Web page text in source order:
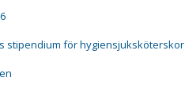
stipendium för hygiensjuksköterskor